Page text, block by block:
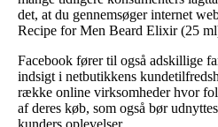
det, at du gennemsøger internet
Recipe for Men Beard Elixir (25
Facebook fører til også adskillige
indsigt i netbutikkens
række online virksomheder hvor
af deres køb, som også bør
kunders oplevelser.